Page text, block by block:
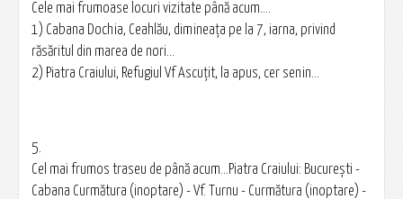
Cele mai frumoase locuri vizitate până acum....
1) Cabana Dochia, Ceahlău, dimineaţa pe la 7, iarna, privind
răsăritul din marea de nori...
2) Piatra Craiului, Refugiul Vf Ascuţit, la apus, cer senin...
5.
Cel mai frumos traseu de până acum...Piatra Craiului: Bucureşti -
Cabana Curmătura (inoptare) - Vf. Turnu - Curmătura (inoptare) -